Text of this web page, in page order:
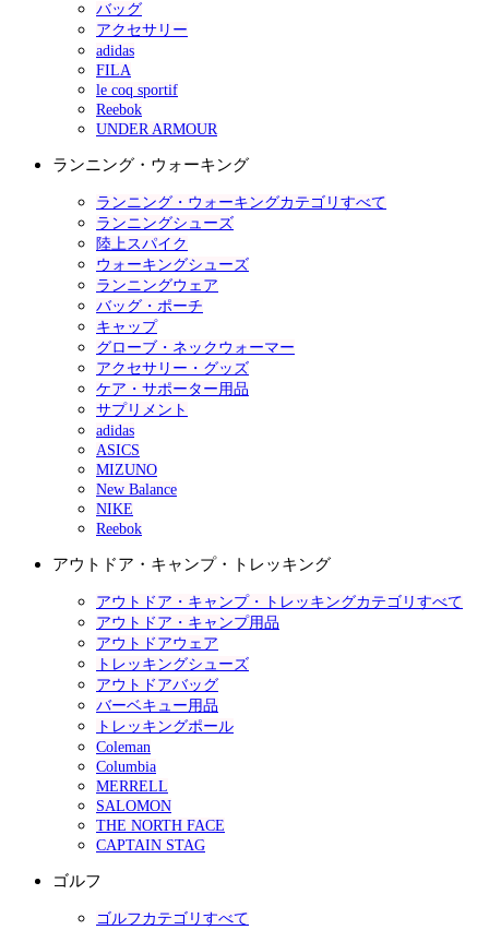
バッグ
アクセサリー
adidas
FILA
le coq sportif
Reebok
UNDER ARMOUR
ランニング・ウォーキング
ランニング・ウォーキングカテゴリすべて
ランニングシューズ
陸上スパイク
ウォーキングシューズ
ランニングウェア
バッグ・ポーチ
キャップ
グローブ・ネックウォーマー
アクセサリー・グッズ
ケア・サポーター用品
サプリメント
adidas
ASICS
MIZUNO
New Balance
NIKE
Reebok
アウトドア・キャンプ・トレッキング
アウトドア・キャンプ・トレッキングカテゴリすべて
アウトドア・キャンプ用品
アウトドアウェア
トレッキングシューズ
アウトドアバッグ
バーベキュー用品
トレッキングポール
Coleman
Columbia
MERRELL
SALOMON
THE NORTH FACE
CAPTAIN STAG
ゴルフ
ゴルフカテゴリすべて